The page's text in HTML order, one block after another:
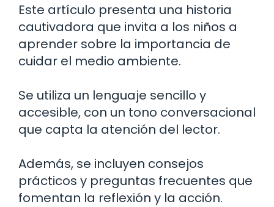
Este artículo presenta una historia
cautivadora que invita a los niños a
aprender sobre la importancia de
cuidar el medio ambiente.
Se utiliza un lenguaje sencillo y
accesible, con un tono conversacional
que capta la atención del lector.
Además, se incluyen consejos
prácticos y preguntas frecuentes que
fomentan la reflexión y la acción.